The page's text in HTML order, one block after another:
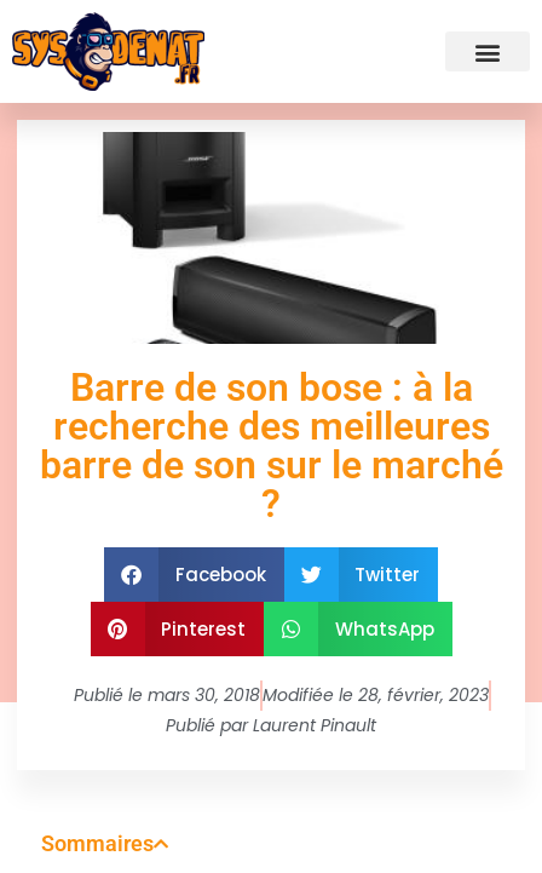
Barre de son bose : à la
recherche des meilleures
barre de son sur le marché
?
Facebook Twitter
Pinterest WhatsApp
Publié le mars 30, 2018Modifiée le 28, février, 2023
Publié parLaurent Pinault
Sommaires